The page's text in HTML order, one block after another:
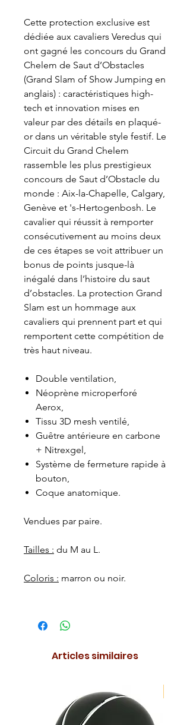
Cette protection exclusive est
dédiée aux cavaliers Veredus qui
ont gagné les concours du Grand
Chelem de Saut d’Obstacles
(Grand Slam of Show Jumping en
anglais) : caractéristiques high-
tech et innovation mises en
valeur par des détails en plaqué-
or dans un véritable style festif. Le
Circuit du Grand Chelem
rassemble les plus prestigieux
concours de Saut d’Obstacle du
monde : Aix-la-Chapelle, Calgary,
Genève et 's-Hertogenbosh. Le
cavalier qui réussit à remporter
consécutivement au moins deux
de ces étapes se voit attribuer un
bonus de points jusque-là
inégalé dans l’histoire du saut
d’obstacles. La protection Grand
Slam est un hommage aux
cavaliers qui prennent part et qui
remportent cette compétition de
très haut niveau.
Double ventilation,
Néoprène microperforé
Aerox,
Tissu 3D mesh ventilé,
Guêtre antérieure en carbone
+ Nitrexgel,
Système de fermeture rapide à
bouton,
Coque anatomique.
Vendues par paire.
Tailles : du M au L.
Coloris : marron ou noir.
Articles similaires